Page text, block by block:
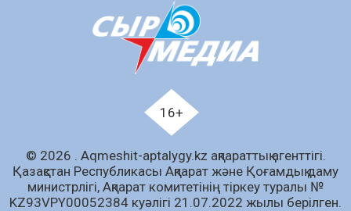
Мектептен – Ұлттық ұлан сапына
Ағза донорлығы бойынша ақпараттық-
түсіндіру жұмыстары жүргізілді
Трансплантациялық үйлестіру және
донорлық процесті ұйымдастыру»
тақырыбында семинар өткізілді
16+
© 2026 . Аqmeshit-aptalygy.kz ақпараттық агенттігі.
Қазақстан Республикасы Ақпарат және Қоғамдық даму
министрлігі, Ақпарат комитетінің тіркеу туралы №
KZ93VPY00052384 куәлігі 21.07.2022 жылы берілген.